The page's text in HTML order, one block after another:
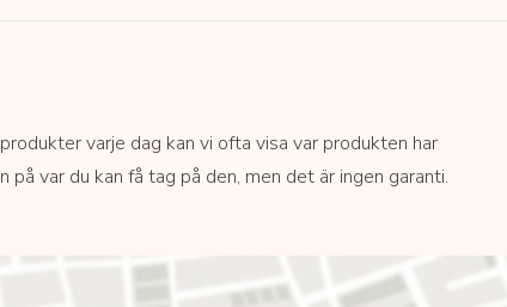
varje dag kan vi ofta visa var produkten har
var du kan få tag på den, men det är ingen garanti.